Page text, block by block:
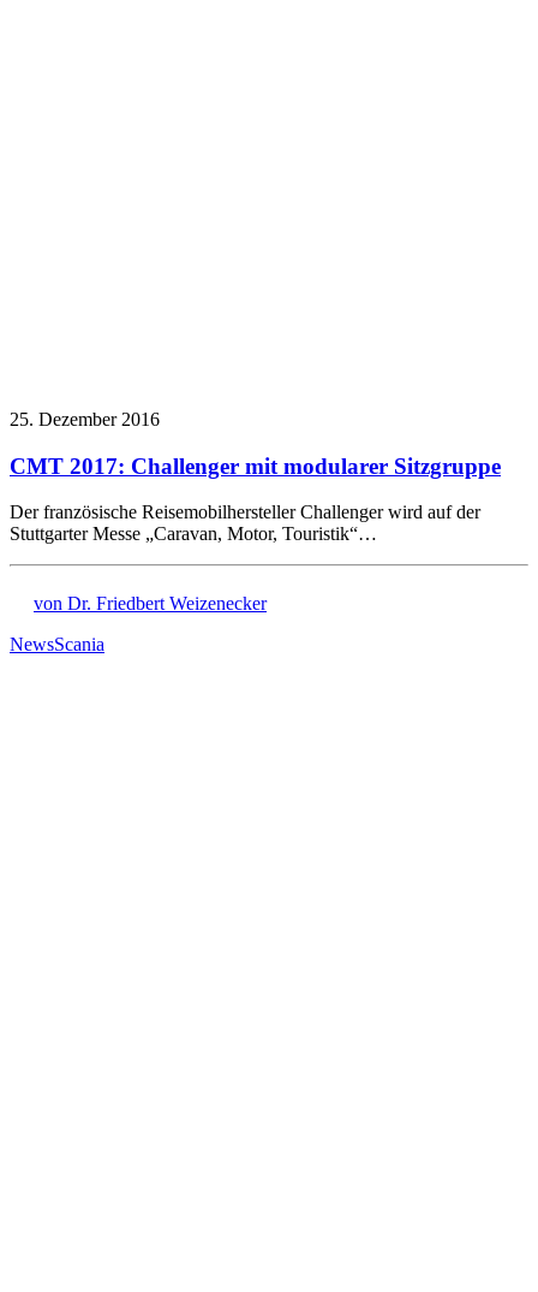
25. Dezember 2016
CMT 2017: Challenger mit modularer Sitzgruppe
Der französische Reisemobilhersteller Challenger wird auf der
Stuttgarter Messe „Caravan, Motor, Touristik“…
von Dr. Friedbert Weizenecker
NewsScania